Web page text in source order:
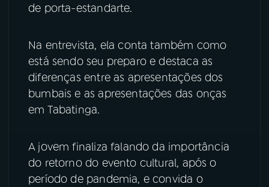
de porta-estandarte.
Na entrevista, ela conta também como
está sendo seu preparo e destaca as
diferenças entre as apresentações dos
bumbais e as apresentações das onças
em Tabatinga.
A jovem finaliza falando da importância
do retorno do evento cultural, após o
período de pandemia, e convida o